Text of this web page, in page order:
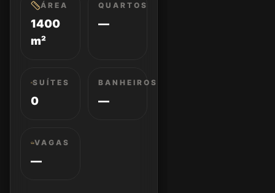
ÁREA
1400
m²
QUARTOS
—
SUÍTES
0
BANHEIROS
—
VAGAS
—